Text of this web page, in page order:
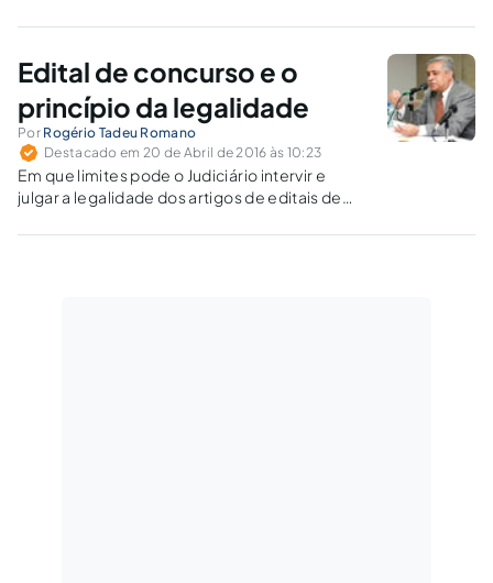
rodoviário de cargas. Avalia o principio do não
conceitos de multa, e afins.
Edital de concurso e o
princípio da legalidade
Por Rogério Tadeu Romano
Destacado em 20 de Abril de 2016 às 10:23
Em que limites pode o Judiciário intervir e
julgar a legalidade dos artigos de editais de
Estuda-se o caso das restrições das Forças